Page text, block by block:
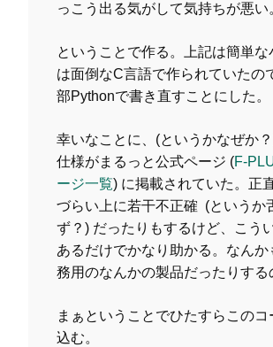
っこう出る気がして気持ちが悪い
ということで作る。上記は簡単な
は面倒なC言語で作られていたの
部Pythonで書き直すことにした。
幸いなことに、(というかなぜか
仕様がまるっと公式ページ (F-
ージ一覧) に掲載されていた。正
づらい上に若干不正確 (というか
ず？) だったりもするけど、こう
あるだけでかなり助かる。なんか
務用のなんかの製品だったりする
まぁということでひたすらこのコ
込む。